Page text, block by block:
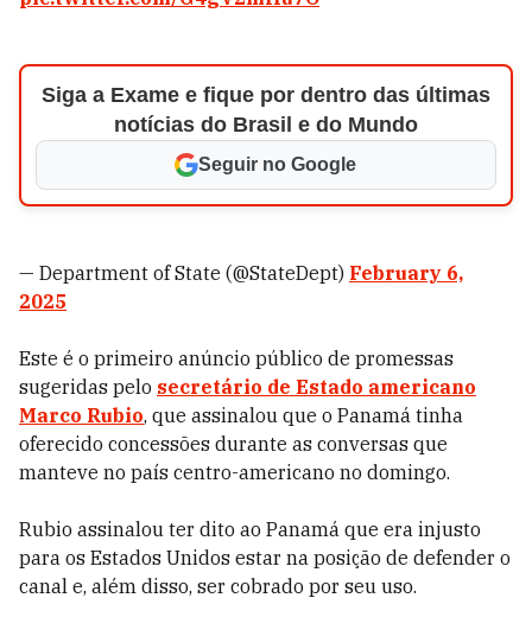
Siga a Exame e fique por dentro das últimas
notícias do Brasil e do Mundo
Seguir no Google
— Department of State (@StateDept) February 6,
2025
Este é o primeiro anúncio público de promessas
sugeridas pelo secretário de Estado americano
Marco Rubio, que assinalou que o Panamá tinha
oferecido concessões durante as conversas que
manteve no país centro-americano no domingo.
Rubio assinalou ter dito ao Panamá que era injusto
para os Estados Unidos estar na posição de defender o
canal e, além disso, ser cobrado por seu uso.